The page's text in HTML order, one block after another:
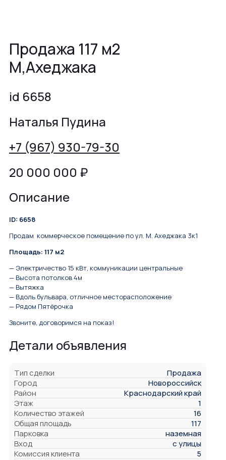
Продажа 117 м2
М,Ахеджака
id 6658
Наталья Пудина
+7 (967) 930-79-30
20 000 000 ₽
Описание
ID: 6658
Продам коммерческое помещение по ул. М. Ахеджака 3к1
Площадь: 117 м2
— Электричество 15 кВт, коммуникации центральные
— Высота потолков 4м
— Вытяжка
— Вдоль бульвара, отличное месторасположение
— Рядом Пятёрочка
Звоните, договоримся на показ!
Детали объявления
Тип сделки
Продажа
Город
Новороссийск
Район
Краснодарский край
Этаж
1
Количество этажей
16
Общая площадь
117
Парковка
наземная
Вход
с улицы
Комиссия клиента
5